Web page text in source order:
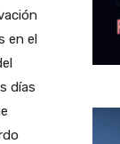
en el
días